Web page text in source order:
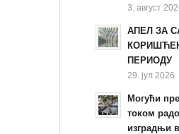
3. август
АПЕЛ ЗА
ПЕРИОДУ
29. јул 2026.
Могући
током
изградњи